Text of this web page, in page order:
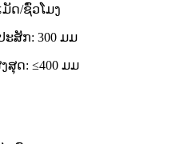
ດ/ຊົ່ວໂມງ
ສັກ: 300 ມມ
ສຸດ: ≤400 ມມ